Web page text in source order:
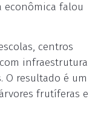
econômica falou
centros
infraestrutura
resultado é um
frutíferas e